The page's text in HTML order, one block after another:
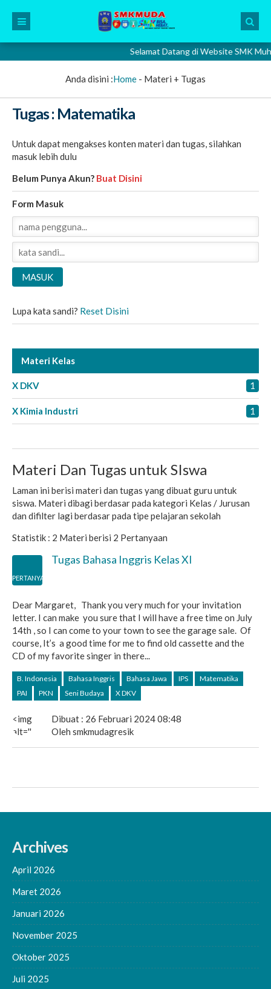
Selamat Datang di Website SMK
Anda disini :Home - Materi + Tugas
Tugas : Matematika
Untuk dapat mengakses konten materi dan tugas, silahkan
masuk lebih dulu
Belum Punya Akun? Buat Disini
Form Masuk
Lupa kata sandi? Reset Disini
Materi Kelas
X DKV 1
X Kimia Industri 1
Materi Dan Tugas untuk SIswa
Laman ini berisi materi dan tugas yang dibuat guru untuk
siswa. Materi dibagi berdasar pada kategori Kelas / Jurusan
dan difilter lagi berdasar pada tipe pelajaran sekolah
Statistik : 2 Materi berisi 2 Pertanyaan
PERTANYAAN
Tugas Bahasa Inggris Kelas XI
Dear Margaret, Thank you very much for your invitation
letter. I can make you sure that I will have a free time on July
14th , so I can come to your town to see the garage sale. Of
course, It’s a good time for me to find old cassette and the
CD of my favorite singer in there...
B. Indonesia Bahasa Inggris Bahasa Jawa IPS
Matematika
PAI
PKN Seni Budaya X DKV
Dibuat : 26 Februari 2024 08:48
Oleh smkmudagresik
<img
alt=''
photo'
width='40'
decoding='async'/>
Archives
April 2026
Maret 2026
Januari 2026
November 2025
Oktober 2025
Juli 2025